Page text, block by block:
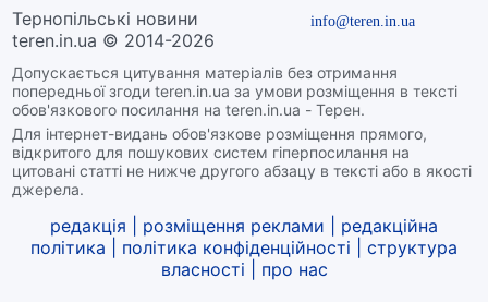
Тернопільські новини
teren.in.ua © 2014-2026
Допускається цитування матеріалів без отримання
попередньої згоди teren.in.ua за умови розміщення в тексті
обов'язкового посилання на teren.in.ua - Терен.
Для інтернет-видань обов'язкове розміщення прямого,
відкритого для пошукових систем гіперпосилання на
цитовані статті не нижче другого абзацу в тексті або в якості
джерела.
info@teren.in.ua
редакція розміщення реклами
редакційна
політика
політика конфіденційності
структура
власності
про нас